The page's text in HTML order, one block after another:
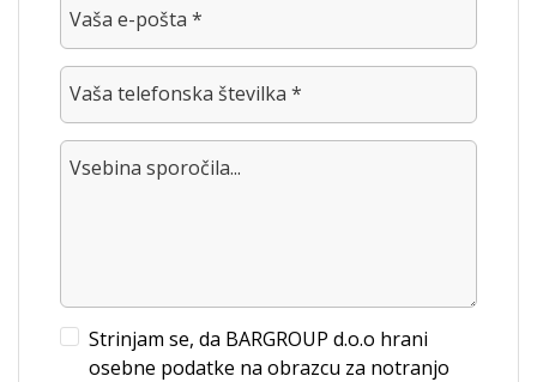
Vaša e-pošta *
Vaša telefonska številka *
Vsebina sporočila...
Strinjam se, da BARGROUP d.o.o hrani
osebne podatke na obrazcu za notranjo